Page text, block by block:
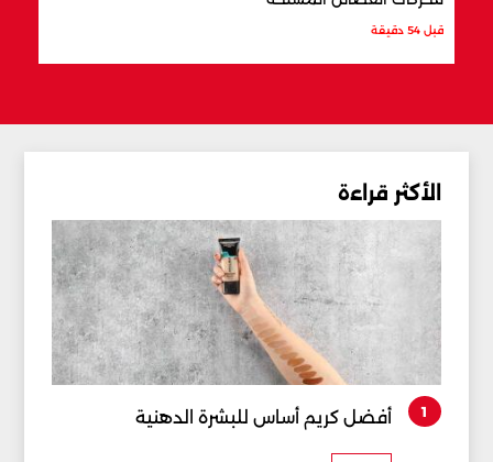
قبل 54 دقيقة
الأكثر قراءة
1 أفضل كريم أساس للبشرة الدهنية